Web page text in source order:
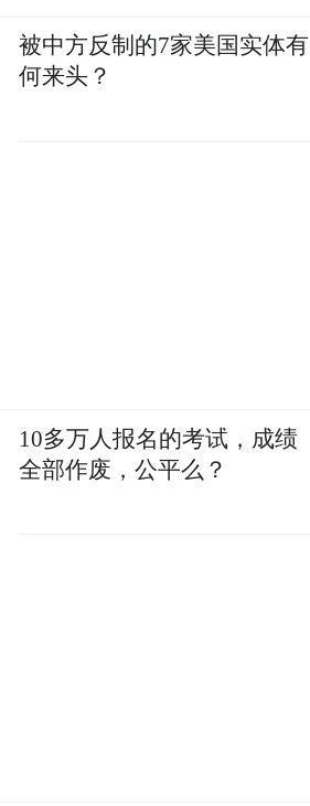
被中方反制的7家美国实体有
何来头？
10多万人报名的考试，成绩
全部作废，公平么？